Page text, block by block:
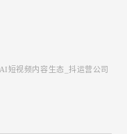
短视频内容生态_抖运营公司